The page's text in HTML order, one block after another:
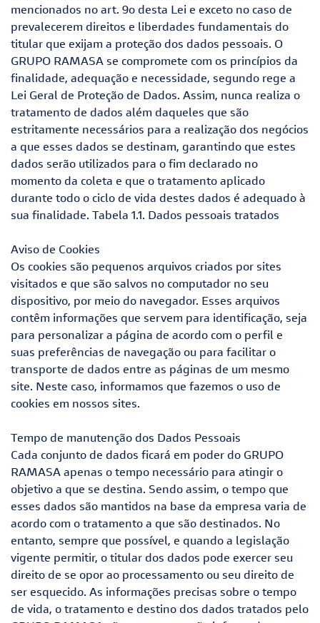
mencionados no art. 9o desta Lei e exceto no caso de
prevalecerem direitos e liberdades fundamentais do
titular que exijam a proteção dos dados pessoais. O
GRUPO RAMASA se compromete com os princípios da
finalidade, adequação e necessidade, segundo rege a
Lei Geral de Proteção de Dados. Assim, nunca realiza o
tratamento de dados além daqueles que são
estritamente necessários para a realização dos negócios
a que esses dados se destinam, garantindo que estes
dados serão utilizados para o fim declarado no
momento da coleta e que o tratamento aplicado
durante todo o ciclo de vida destes dados é adequado à
sua finalidade. Tabela 1.1. Dados pessoais tratados
Aviso de Cookies
Os cookies são pequenos arquivos criados por sites
visitados e que são salvos no computador no seu
dispositivo, por meio do navegador. Esses arquivos
contêm informações que servem para identificação, seja
para personalizar a página de acordo com o perfil e
suas preferências de navegação ou para facilitar o
transporte de dados entre as páginas de um mesmo
site. Neste caso, informamos que fazemos o uso de
cookies em nossos sites.
Tempo de manutenção dos Dados Pessoais
Cada conjunto de dados ficará em poder do GRUPO
RAMASA apenas o tempo necessário para atingir o
objetivo a que se destina. Sendo assim, o tempo que
esses dados são mantidos na base da empresa varia de
acordo com o tratamento a que são destinados. No
entanto, sempre que possível, e quando a legislação
vigente permitir, o titular dos dados pode exercer seu
direito de se opor ao processamento ou seu direito de
ser esquecido. As informações precisas sobre o tempo
de vida, o tratamento e destino dos dados tratados pelo